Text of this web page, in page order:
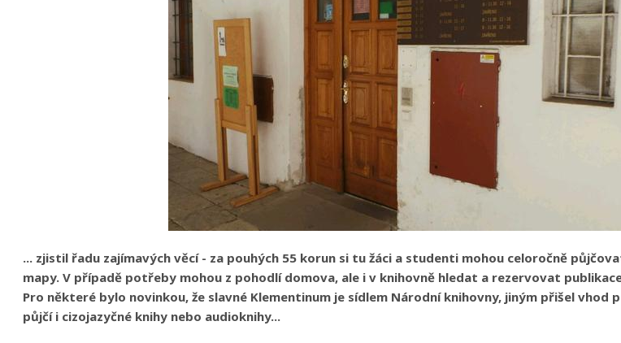
... zjistil řadu zajímavých věcí - za pouhých 55 korun si tu žáci a studenti mohou celoročně
mapy. V případě potřeby mohou z pohodlí domova, ale i v knihovně hledat a rezervovat
Pro některé bylo novinkou, že slavné Klementinum je sídlem Národní knihovny, jiným přišel vhod
půjčí i cizojazyčné knihy nebo audioknihy...